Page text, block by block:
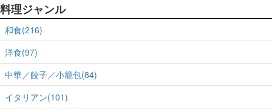
料理ジャンル
和食(216)
洋食(97)
中華／餃子／小籠包(84)
イタリアン(101)